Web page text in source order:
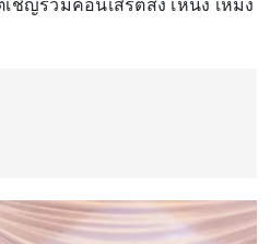
ชิญร่วมคอนเสิร์ตส่ง เหน่ง เหม่ง